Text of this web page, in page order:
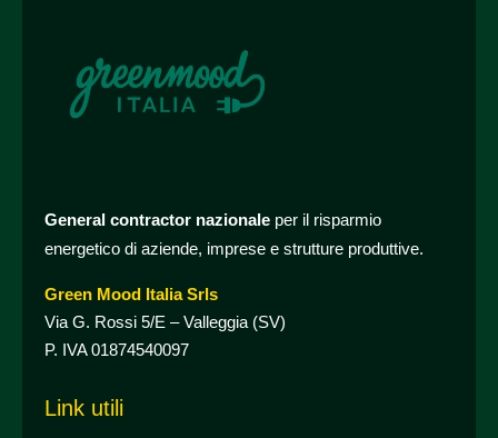
General contractor nazionale per il risparmio
energetico di aziende, imprese e strutture produttive.
Green Mood Italia Srls
Via G. Rossi 5/E – Valleggia (SV)
P. IVA 01874540097
Link utili